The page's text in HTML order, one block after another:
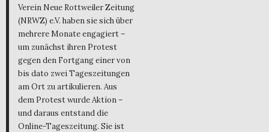
Verein Neue Rottweiler Zeitung
(NRWZ) e.V. haben sie sich über
mehrere Monate engagiert –
um zunächst ihren Protest
gegen den Fortgang einer von
bis dato zwei Tageszeitungen
am Ort zu artikulieren. Aus
dem Protest wurde Aktion –
und daraus entstand die
Online-Tageszeitung. Sie ist